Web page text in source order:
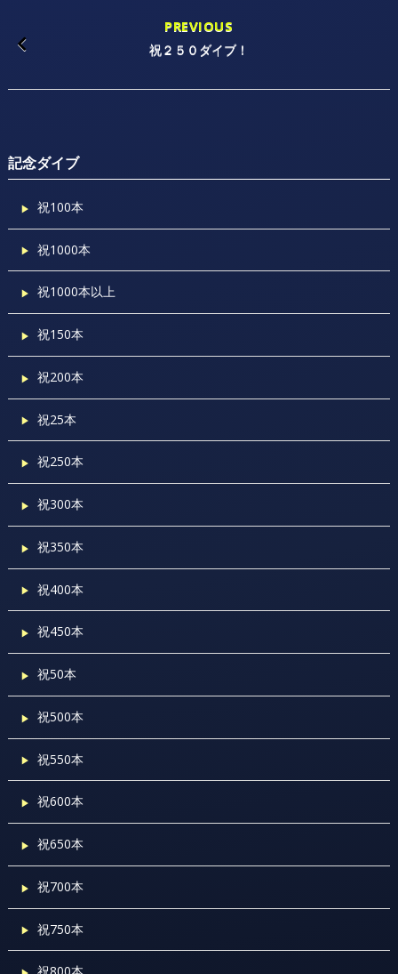
PREVIOUS
祝２５０ダイブ！
記念ダイブ
祝100本
祝1000本
祝1000本以上
祝150本
祝200本
祝25本
祝250本
祝300本
祝350本
祝400本
祝450本
祝50本
祝500本
祝550本
祝600本
祝650本
祝700本
祝750本